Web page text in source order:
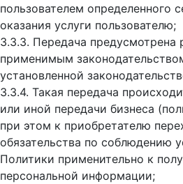
пользователем определенного
оказания услуги пользователю;
3.3.3. Передача
применимым
установленной
3.3.4. Такая передача
или иной передачи бизнеса
при этом к приобретателю
обязательства по соблюдению
Политики применительно к
персональной информации;